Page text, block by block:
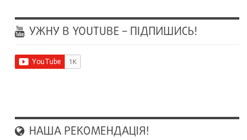
УЖНУ В YOUTUBE – ПІДПИШИСЬ!
НАША РЕКОМЕНДАЦІЯ!